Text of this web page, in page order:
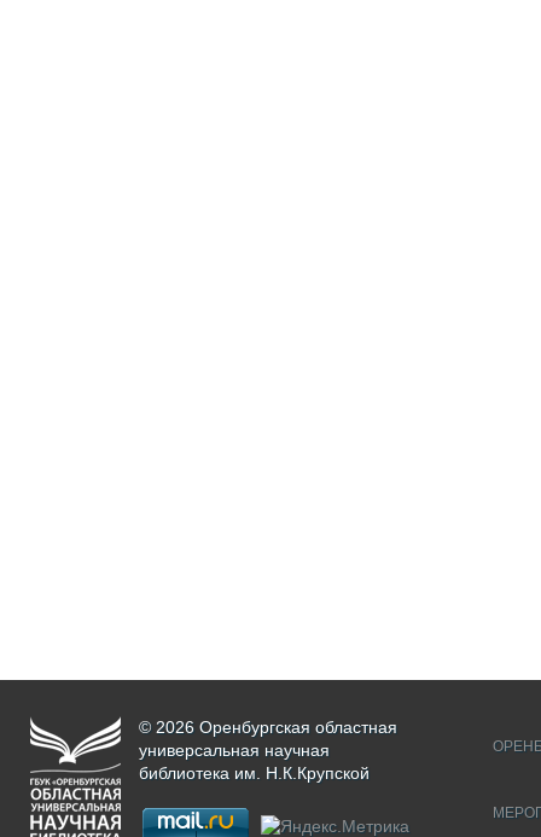
© 2026 Оренбургская областная
универсальная научная
библиотека им. Н.К.Крупской